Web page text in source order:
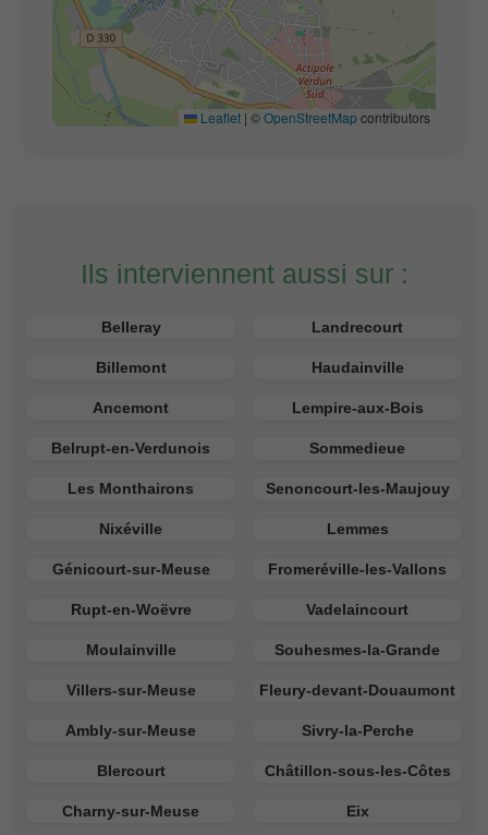
Leaflet | ©OpenStreetMap contributors
Ils interviennent aussi sur :
Belleray Landrecourt
Billemont Haudainville
Ancemont Lempire-aux-Bois
Belrupt-en-Verdunois Sommedieue
Les Monthairons Senoncourt-les-Maujouy
Nixéville Lemmes
Génicourt-sur-Meuse Fromeréville-les-Vallons
Rupt-en-Woëvre Vadelaincourt
Moulainville Souhesmes-la-Grande
Villers-sur-Meuse Fleury-devant-Douaumont
Ambly-sur-Meuse Sivry-la-Perche
Blercourt Châtillon-sous-les-Côtes
Charny-sur-Meuse Eix